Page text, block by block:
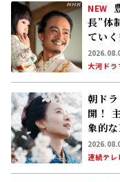
NEW
長”体
てい
大河ドラ
朝ド
開！
象的
りは
連続テレ